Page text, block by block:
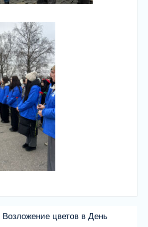
запись:
Возложение цветов в День